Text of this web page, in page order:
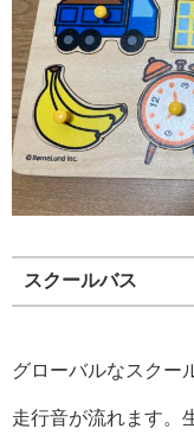
スクールバス
グローバルなスクー
走行音が流れます。